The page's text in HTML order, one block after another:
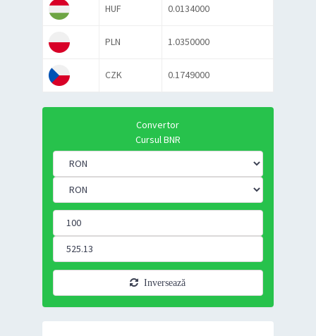
HUF 0.0134000
PLN 1.0350000
CZK 0.1749000
Convertor
Cursul BNR
Inversează